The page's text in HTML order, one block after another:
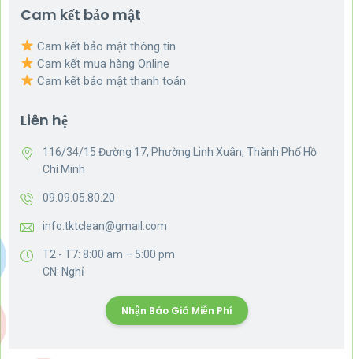
Cam kết bảo mật
Cam kết bảo mật thông tin
Cam kết mua hàng Online
Cam kết bảo mật thanh toán
Liên hệ
116/34/15 Đường 17, Phường Linh Xuân, Thành Phố Hồ
Chí Minh
09.09.05.80.20
info.tktclean@gmail.com
T2 - T7: 8:00 am – 5:00 pm
CN: Nghỉ
Nhận Báo Giá Miễn Phí